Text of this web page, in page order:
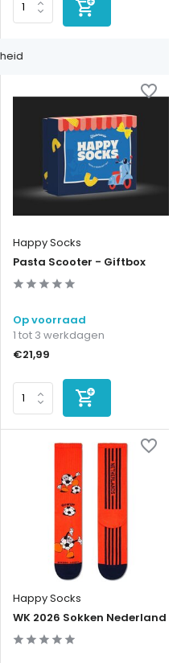
levertijd
Happy Socks
Pasta Scooter - Giftbox
Op voorraad
1 tot 3 werkdagen
€21,99
Happy Socks
WK 2026 Sokken Nederland